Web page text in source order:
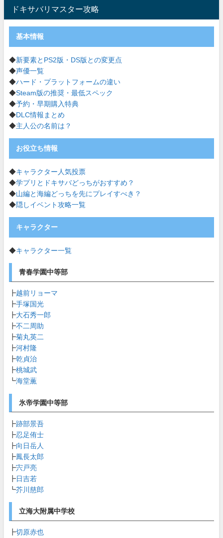
ドキサバリマスター攻略
基本情報
◆新要素とPS2版・DS版との変更点
◆声優一覧
◆ハード・プラットフォームの違い
◆Steam版の推奨・最低スペック
◆予約・早期購入特典
◆DLC情報まとめ
◆主人公の名前は？
お役立ち情報
◆キャラクター人気投票
◆学プリとドキサバどっちがおすすめ？
◆山編と海編どっちを先にプレイすべき？
◆隠しイベント攻略一覧
キャラクター
◆キャラクター一覧
青春学園中等部
┣越前リョーマ
┣手塚国光
┣大石秀一郎
┣不二周助
┣菊丸英二
┣河村隆
┣乾貞治
┣桃城武
┗海堂薫
氷帝学園中等部
┣跡部景吾
┣忍足侑士
┣向日岳人
┣鳳長太郎
┣宍戸亮
┣日吉若
┗芥川慈郎
立海大附属中学校
┣切原赤也